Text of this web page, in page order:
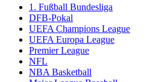
1. Fußball Bundesliga
DFB-Pokal
UEFA Champions League
UEFA Europa League
Premier League
NFL
NBA Basketball